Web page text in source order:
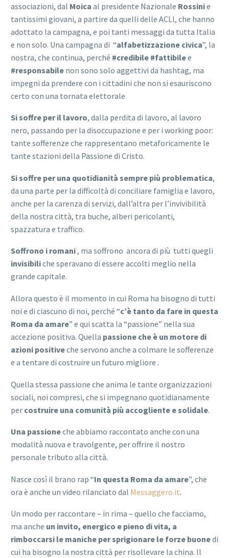
associazioni, dal Moica al presidente Nazionale Rossinie
tantissimi giovani, a partire da quelli delle ACLI, che hanno
adottato la campagna, e poi tanti messaggi da tutta Italia
e non solo. Una campagna di “alfabetizzazione civica”, la
nostra, che continua, perché #credibile #fattibilee
#responsabile non sono solo aggettivi da hashtag, ma
impegni da prendere con i cittadini che non si esauriscono
certo con una tornata elettorale
Si soffre per il lavoro, dalla perdita di lavoro, al lavoro
nero, passando per la disoccupazione e per i working poor:
tante sofferenze che rappresentano metaforicamente le
tante stazioni della Passione di Cristo.
Si soffre per una quotidianità sempre più problematica,
da una parte per la difficoltà di conciliare famiglia e lavoro,
anche per la carenza di servizi, dall’altra per l’invivibilità
della nostra città, tra buche, alberi pericolanti,
spazzatura e traffico.
Soffrono i romani, ma soffrono ancora di più tutti quegli
invisibiliche speravano di essere accolti meglio nella
grande capitale.
Allora questo è il momento in cui Roma ha bisogno di tutti
noi e di ciascuno di noi, perché “c’è tanto da fare in questa
Roma da amare” e qui scatta la “passione” nella sua
accezione positiva. Quella passione che è un motore di
azioni positiveche servono anche a colmare le sofferenze
e a tentare di costruire un futuro migliore .
Quella stessa passione che anima le tante organizzazioni
sociali, noi compresi, che si impegnano quotidianamente
per costruire una comunità più accogliente e solidale.
Una passioneche abbiamo raccontato anche con una
modalità nuova e travolgente, per offrire il nostro
personale tributo alla città.
Nasce così il brano rap “In questa Roma da amare”, che
ora è anche un video rilanciato dal Messaggero.it.
Un modo per raccontare – in rima – quello che facciamo,
ma anche un invito, energico e pieno di vita, a
rimboccarsi le maniche per sprigionare le forze buonedi
cui ha bisogno la nostra città per risollevare la china. Il